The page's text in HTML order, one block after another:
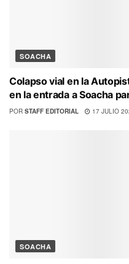
SOACHA
Colapso vial en la
en la entrada a Soacha
POR STAFF EDITORIAL 17 JULIO
SOACHA